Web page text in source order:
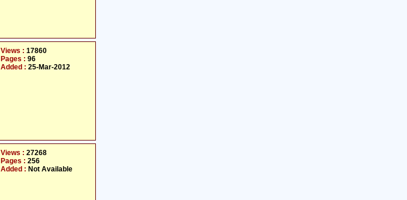
Views : 17860
Pages : 96
Added : 25-Mar-2012
Views : 27268
Pages : 256
Added : Not Available